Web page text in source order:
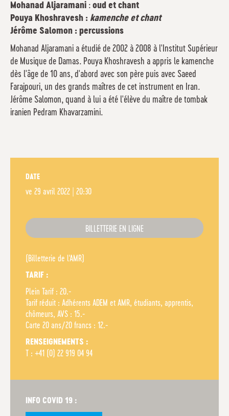
Mohanad Aljaramani : oud et chant
Pouya Khoshravesh : kamenche et chant
Jérôme Salomon : percussions
Mohanad Aljaramani a étudié de 2002 à 2008 à l'Institut Supérieur
de Musique de Damas. Pouya Khoshravesh a appris le kamenche
dès l'âge de 10 ans, d'abord avec son père puis avec Saeed
Farajpouri, un des grands maîtres de cet instrument en Iran.
Jérôme Salomon, quand à lui a été l'élève du maître de tombak
iranien Pedram Khavarzamini.
DATE
ve 29 avril 2022 | 20:30
BILLETTERIE EN LIGNE
(Billetterie de l'AMR)
TARIF :
Plein Tarif : 20.-
Tarif réduit : Adhérents ADEM et AMR, étudiants, apprentis,
chômeurs, AVS : 15.-
Carte 20 ans/20 francs : 12.-
RENSEIGNEMENTS :
T : +41 (0) 22 919 04 94
INFO COVID 19 :